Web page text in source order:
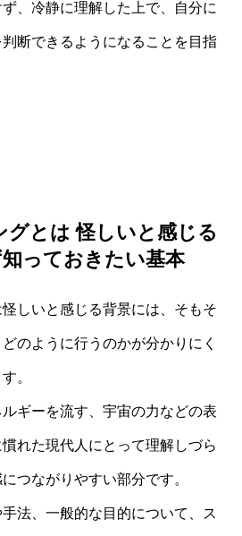
、冷静に理解した上で、自分に
断できるようになることを目指
グとは 怪しいと感じる
っておきたい基本
しいと感じる背景には、そもそ
のように行うのかが分かりにく
。
ギーを流す、宇宙の力などの表
れた現代人にとって理解しづら
つながりやすい部分です。
法、一般的な目的について、ス